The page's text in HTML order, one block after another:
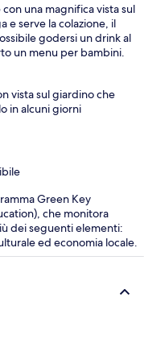
una magnifica vista sul
e serve la colazione, il
godersi un drink al
un menu per bambini.
vista sul giardino che
in alcuni giorni
Green Key
che monitora
dei seguenti elementi:
ed economia locale.